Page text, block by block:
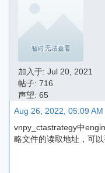
加入于: Jul 20, 2021
帖子: 716
声望: 65
Aug 26, 2022, 05:09 AM
vnpy_ctastrategy中
略文件的读取地址，可